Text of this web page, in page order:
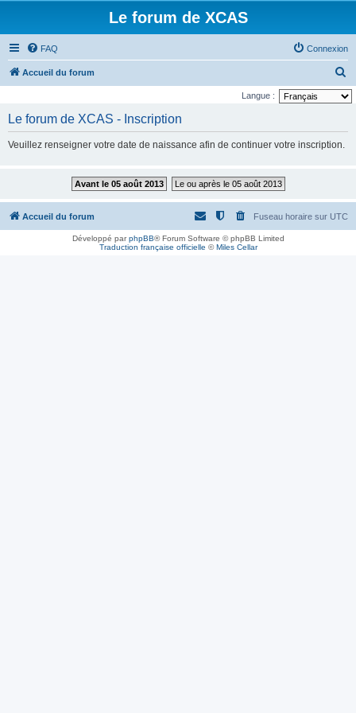
Le forum de XCAS
FAQ Connexion
Accueil du forum
e
h
Langue :
Le forum de XCAS - Inscription
Veuillez renseigner votre date de naissance afin de continuer votre inscription.
Avant le 05 août 2013 Le ou après le 05 août 2013
Accueil du forum Fuseau horaire sur UTC
Développé parphpBB® Forum Software © phpBB Limited
Traduction française officielle ©Miles Cellar